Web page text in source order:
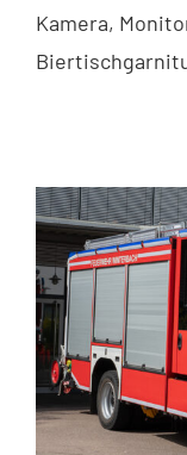
Kamera,